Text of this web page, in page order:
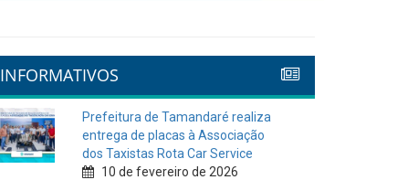
INFORMATIVOS
Prefeitura de Tamandaré realiza
entrega de placas à Associação
dos Taxistas Rota Car Service
10 de fevereiro de 2026